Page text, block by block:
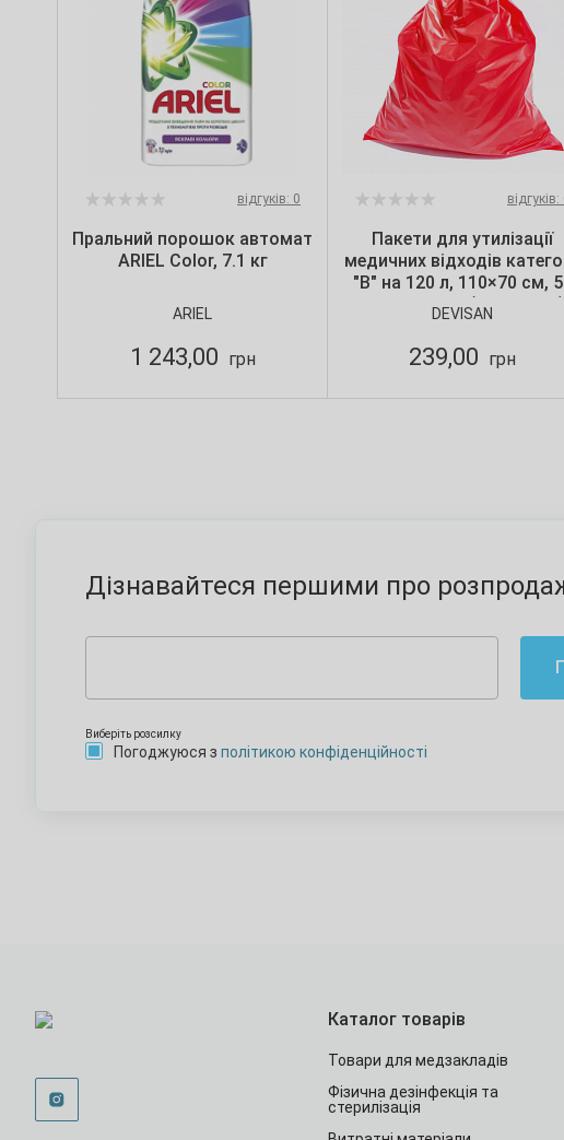
відгуків: 0
Пральний порошок автомат
ARIEL Color, 7.1 кг
ARIEL
1 243,00 грн
відгуків:
Пакети для утилізації
медичних відходів
"B" на 120 л, 110×70 см,
мкм, червоні (10 шт./уп.),
Devisan
DEVISAN
239,00 грн
Дізнавайтеся першими про
Виберіть розсилку
Погоджуюся з політикою конфіденційності
Каталог товарів
Товари для медзакладів
Фізична дезінфекція та
стерилізація